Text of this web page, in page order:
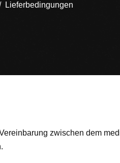
Lieferbedingungen
zwischen dem